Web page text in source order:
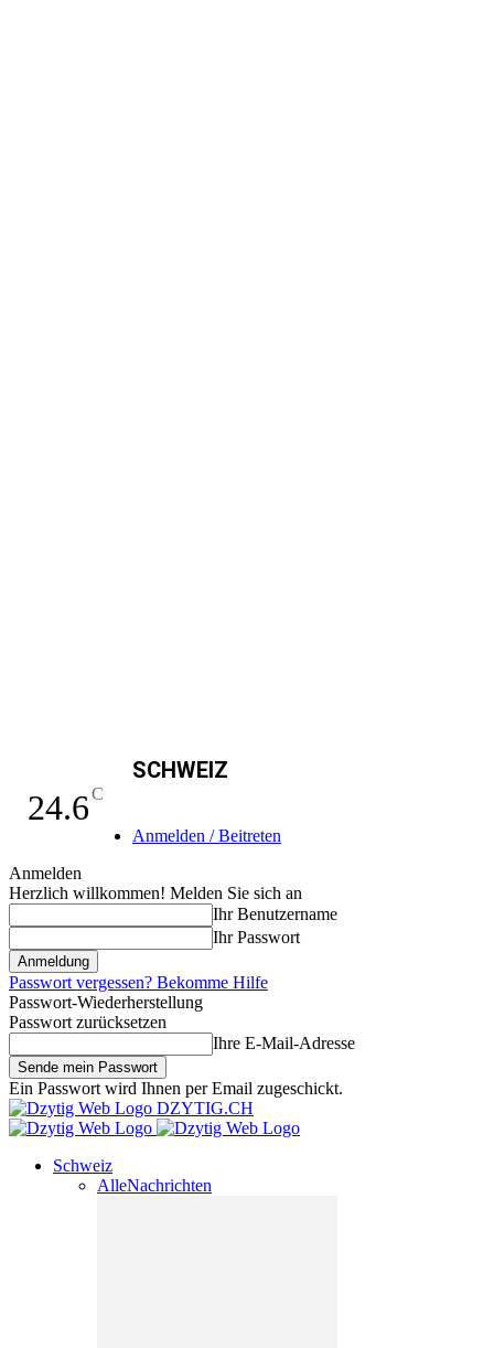
24.6C
SCHWEIZ
Anmelden / Beitreten
Anmelden
Herzlich willkommen! Melden Sie sich an
Ihr Benutzername
Ihr Passwort
Passwort vergessen? Bekomme Hilfe
Passwort-Wiederherstellung
Passwort zurücksetzen
Ihre E-Mail-Adresse
Ein Passwort wird Ihnen per Email zugeschickt.
DZYTIG.CH
Schweiz
AlleNachrichten